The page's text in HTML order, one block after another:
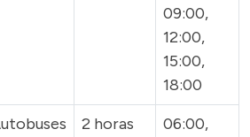
09:00,
12:00,
15:00,
18:00
2 horas
06:00,